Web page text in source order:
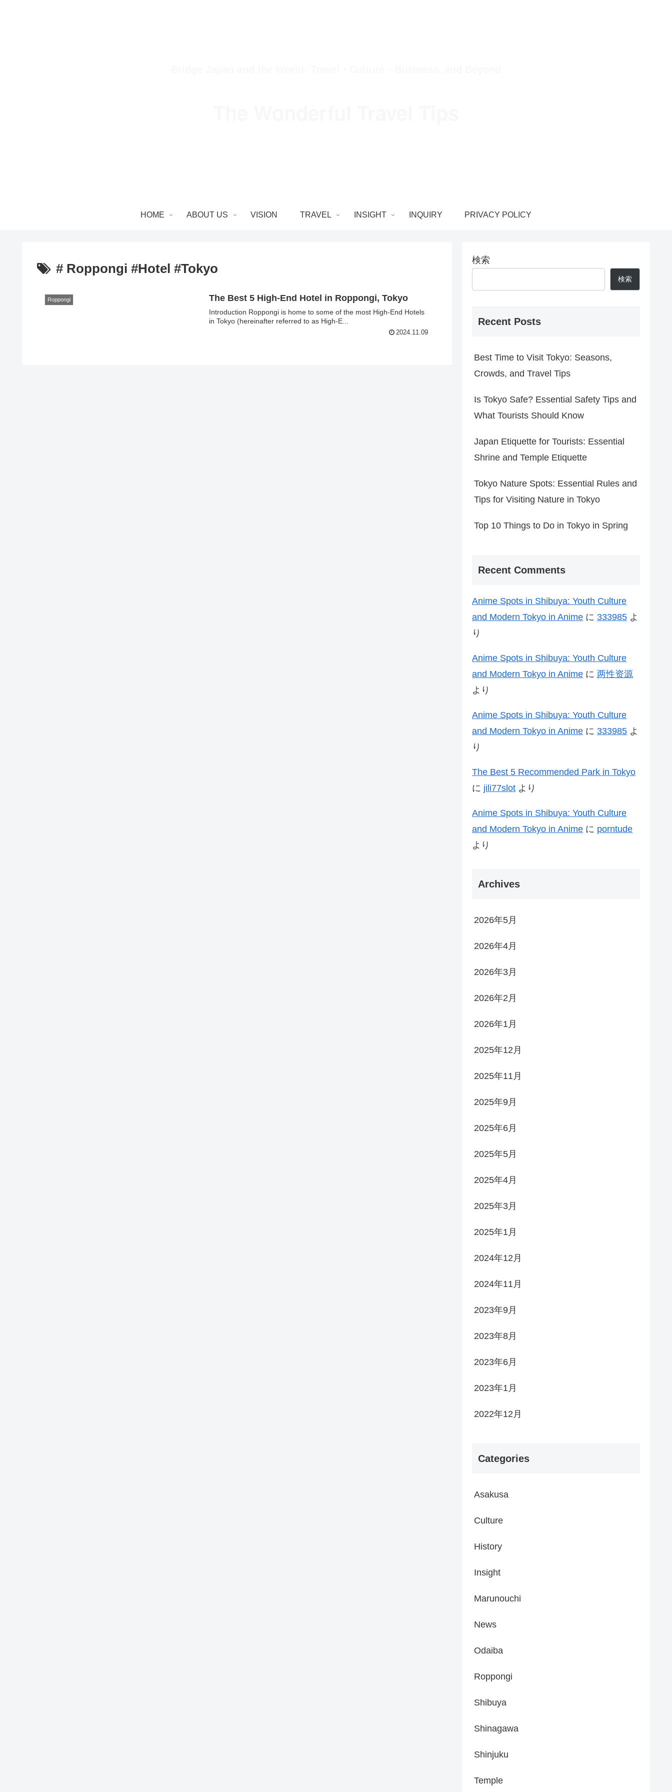
HOME ABOUT US VISION TRAVEL INSIGHT INQUIRY PRIVACY POLICY
# Roppongi #Hotel #Tokyo
Roppongi The Best 5 High-End Hotel in Roppongi, Tokyo
Introduction Roppongi is home to some of the most High-End Hotels
in Tokyo (hereinafter referred to as High-E...
2024.11.09
検索
検索
Recent Posts
Best Time to Visit Tokyo: Seasons,
Crowds, and Travel Tips
Is Tokyo Safe? Essential Safety Tips and
What Tourists Should Know
Japan Etiquette for Tourists: Essential
Shrine and Temple Etiquette
Tokyo Nature Spots: Essential Rules and
Tips for Visiting Nature in Tokyo
Top 10 Things to Do in Tokyo in Spring
Recent Comments
Anime Spots in Shibuya: Youth Culture
and Modern Tokyo in Anime に 333985 よ
り
Anime Spots in Shibuya: Youth Culture
and Modern Tokyo in Anime に 两性资源
より
Anime Spots in Shibuya: Youth Culture
and Modern Tokyo in Anime に 333985 よ
り
The Best 5 Recommended Park in Tokyo
に jili77slot より
Anime Spots in Shibuya: Youth Culture
and Modern Tokyo in Anime に porntude
より
Archives
2026年5月
2026年4月
2026年3月
2026年2月
2026年1月
2025年12月
2025年11月
2025年9月
2025年6月
2025年5月
2025年4月
2025年3月
2025年1月
2024年12月
2024年11月
2023年9月
2023年8月
2023年6月
2023年1月
2022年12月
Categories
Asakusa
Culture
History
Insight
Marunouchi
News
Odaiba
Roppongi
Shibuya
Shinagawa
Shinjuku
Temple